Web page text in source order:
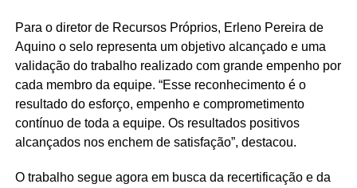
Para o diretor de Recursos Próprios, Erleno Pereira de
Aquino o selo representa um objetivo alcançado e uma
validação do trabalho realizado com grande empenho por
cada membro da equipe. “Esse reconhecimento é o
resultado do esforço, empenho e comprometimento
contínuo de toda a equipe. Os resultados positivos
alcançados nos enchem de satisfação”, destacou.
O trabalho segue agora em busca da recertificação e da